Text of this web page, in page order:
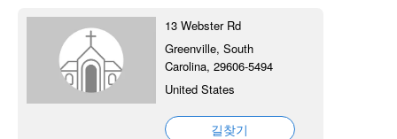
13 Webster Rd
Greenville, South
Carolina, 29606-5494
United States
길찾기